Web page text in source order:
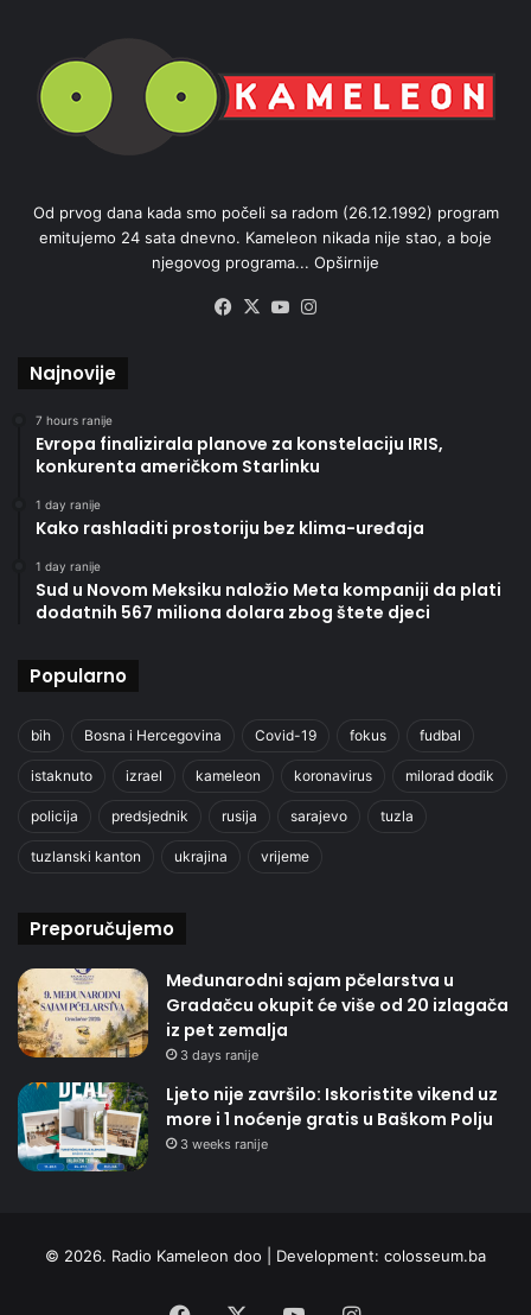
Od prvog dana kada smo počeli sa radom (26.12.1992) program
emitujemo 24 sata dnevno. Kameleon nikada nije stao, a boje
njegovog programa... Opširnije
Facebook
X YouTube
Najnovije
7 hours ranije
Evropa finalizirala planove za konstelaciju IRIS,
konkurenta američkom Starlinku
1 day ranije
Kako rashladiti prostoriju bez klima-uređaja
1 day ranije
Sud u Novom Meksiku naložio Meta kompaniji da plati
dodatnih 567 miliona dolara zbog štete djeci
Popularno
bih Bosna i Hercegovina Covid-19 fokus fudbal
istaknuto izrael kameleon koronavirus milorad dodik
policija predsjednik rusija sarajevo tuzla
tuzlanski kanton ukrajina vrijeme
Preporučujemo
Međunarodni sajam pčelarstva u
Gradačcu okupit će više od 20 izlagača
iz pet zemalja
3 days ranije
Ljeto nije završilo: Iskoristite vikend uz
more i 1 noćenje gratis u Baškom Polju
3 weeks ranije
© 2026. Radio Kameleon doo | Development: colosseum.ba